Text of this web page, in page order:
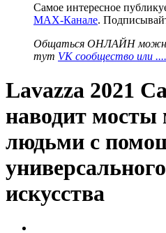
Самое интересное
MAX-Канале.
Общаться ОНЛАЙН
тут VK сообщество или
Lavazza 2021
наводит мосты
людьми с
искусства